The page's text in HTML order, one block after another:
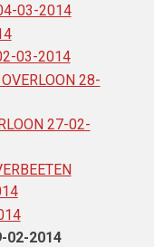
03-2014
03-2014
28-
27-02-
02-2014